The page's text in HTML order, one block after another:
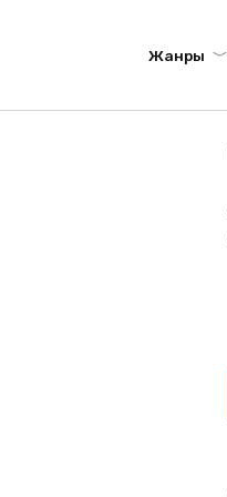
Жанры